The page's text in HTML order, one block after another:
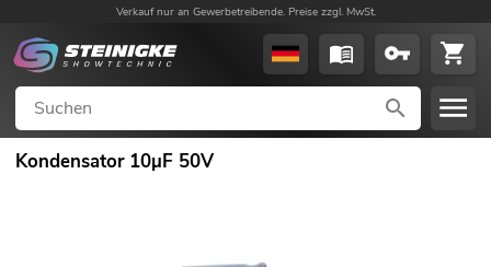
Verkauf nur an Gewerbetreibende. Preise zzgl. MwSt.
Kondensator 10µF 50V